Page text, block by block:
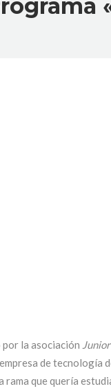
por la asociación
de tecnología
rama que quería